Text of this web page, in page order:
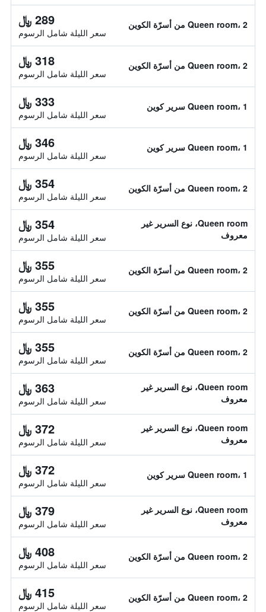
Queen room، 2 من أسرّة الكوين 289 ﷼
سعر الليلة شامل الرسوم
Queen room، 2 من أسرّة الكوين 318 ﷼
سعر الليلة شامل الرسوم
Queen room، 1 سرير كوين 333 ﷼
سعر الليلة شامل الرسوم
Queen room، 1 سرير كوين 346 ﷼
سعر الليلة شامل الرسوم
Queen room، 2 من أسرّة الكوين 354 ﷼
سعر الليلة شامل الرسوم
Queen room، نوع السرير غير
معروف
354 ﷼
سعر الليلة شامل الرسوم
Queen room، 2 من أسرّة الكوين 355 ﷼
سعر الليلة شامل الرسوم
Queen room، 2 من أسرّة الكوين 355 ﷼
سعر الليلة شامل الرسوم
Queen room، 2 من أسرّة الكوين 355 ﷼
سعر الليلة شامل الرسوم
Queen room، نوع السرير غير
معروف
363 ﷼
سعر الليلة شامل الرسوم
Queen room، نوع السرير غير
معروف
372 ﷼
سعر الليلة شامل الرسوم
Queen room، 1 سرير كوين 372 ﷼
سعر الليلة شامل الرسوم
Queen room، نوع السرير غير
معروف
379 ﷼
سعر الليلة شامل الرسوم
Queen room، 2 من أسرّة الكوين 408 ﷼
سعر الليلة شامل الرسوم
Queen room، 2 من أسرّة الكوين 415 ﷼
سعر الليلة شامل الرسوم